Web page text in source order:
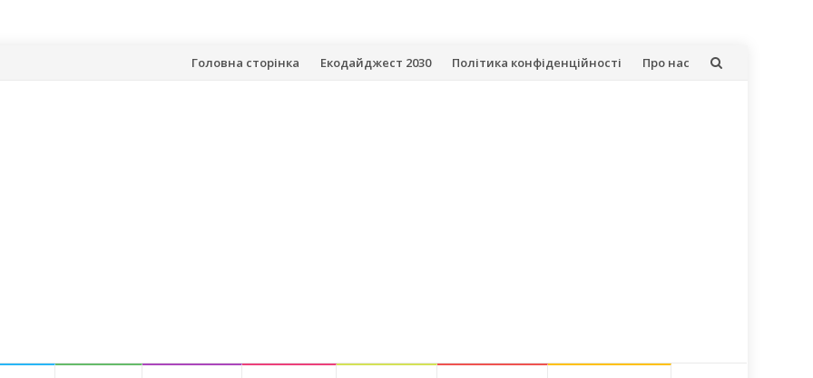
Skip
Головна сторінка Екодайджест 2030 Політика конфіденційності Про нас